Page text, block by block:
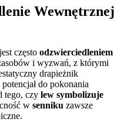
Wewnętrznej
jest często odzwierciedleniem
i wyzwań, z którymi
drapieżnik
potencjał do pokonania
tego, czy lew symbolizuje
w senniku zawsze